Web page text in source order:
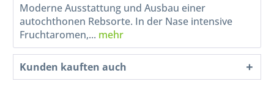
Moderne Ausstattung und Ausbau einer
autochthonen Rebsorte. In der Nase intensive
Fruchtaromen,... mehr
Kunden kauften auch